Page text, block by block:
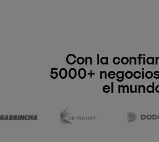
Con la
5000+
el